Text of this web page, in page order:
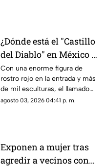
¿Dónde está el "Castillo
del Diablo" en México y
por qué se volvió tan
famoso?
Con una enorme figura de
rostro rojo en la entrada y más
de mil esculturas, el llamado
“Castillo del Diablo” se ha
agosto 03, 2026 04:41 p. m.
Exponen a mujer tras
agredir a vecinos con